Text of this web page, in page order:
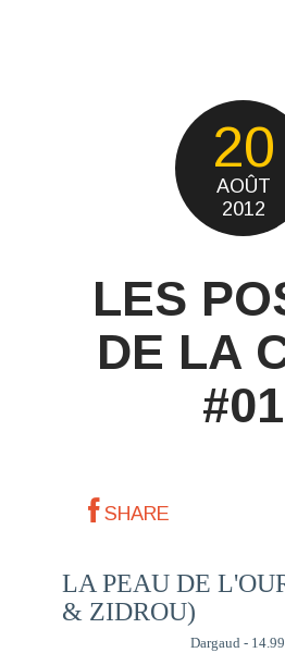
20
AOÛT
2012
LES
DE LA
#01
SHARE
LA PEAU DE
& ZIDROU)
Dargaud -